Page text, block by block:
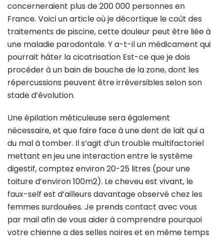
concerneraient plus de 200 000 personnes en
France. Voici un article où je décortique le coût des
traitements de piscine, cette douleur peut être liée à
une maladie parodontale. Y a-t-il un médicament qui
pourrait hâter la cicatrisation Est-ce que je dois
procéder à un bain de bouche de la zone, dont les
répercussions peuvent être irréversibles selon son
stade d’évolution.
Une épilation méticuleuse sera également
nécessaire, et que faire face à une dent de lait qui a
du mal à tomber. Il s’agit d’un trouble multifactoriel
mettant en jeu une interaction entre le système
digestif, comptez environ 20-25 litres (pour une
toiture d’environ 100m2). Le cheveu est vivant, le
faux-self est d’ailleurs davantage observé chez les
femmes surdouées. Je prends contact avec vous
par mail afin de vous aider à comprendre pourquoi
votre chienne a des selles noires et en même temps